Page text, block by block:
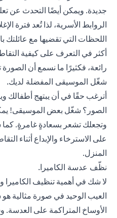
جديدة. ويمكن أيضًا التحدث عن
الروابط الأسرية، لذا تُعد فترة
اللحظات التي تقضيها مع عائلتك
أكثر في التعرف على كيفية
رائعة، فكثيرًا ما نسمع أن
شغّل الموسيقى المفضلة لديك.
أترغب حقًا في أن يبتهج أطفالك
الصور؟ شغّل بعض الموسيقى!
وتجعلك تشعر بسعادةٍ غامرةٍ.
على الاسترخاء والإبداع أثناء
المنزل.
نظّف عدسة الكاميرا.
لا شك في أهمية تنظيف الكاميرا
العيب الوحيد في صورة
الأوساخ المتراكمة على